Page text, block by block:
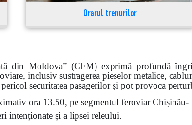
Orarul trenurilor
din Moldova” (CFM) exprimă profundă
inclusiv sustragerea pieselor metalice,
securitatea pasagerilor și pot provoca
ora 13.50, pe segmentul feroviar Chișinău-
intenționate și a lipsei releului.